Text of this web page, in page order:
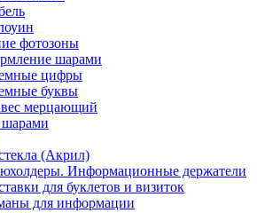
фотозоны
шарами
цифры
буквы
мерцающий
шарами
(Акрил)
Информационные держатели
для буклетов и визиток
для информации